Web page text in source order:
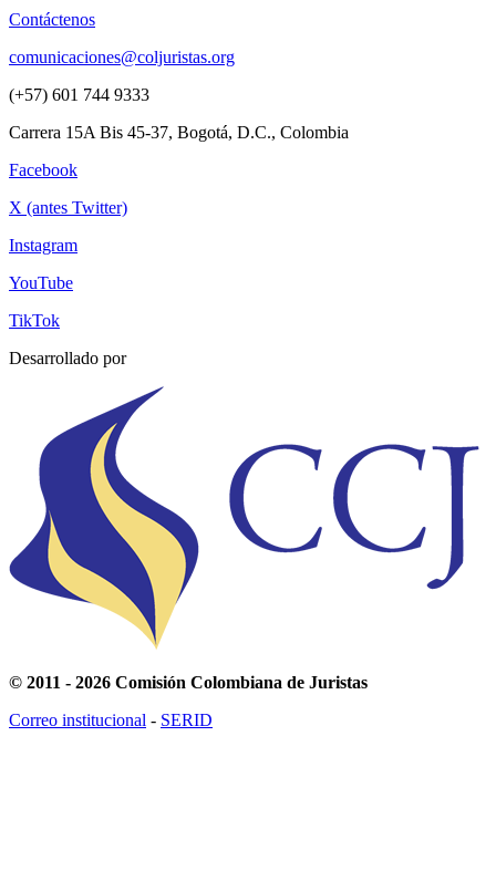
Contáctenos
comunicaciones@coljuristas.org
(+57) 601 744 9333
Carrera 15A Bis 45-37, Bogotá, D.C., Colombia
Facebook
X (antes Twitter)
Instagram
YouTube
TikTok
Desarrollado por
© 2011 - 2026 Comisión Colombiana de Juristas
Correo institucional - SERID